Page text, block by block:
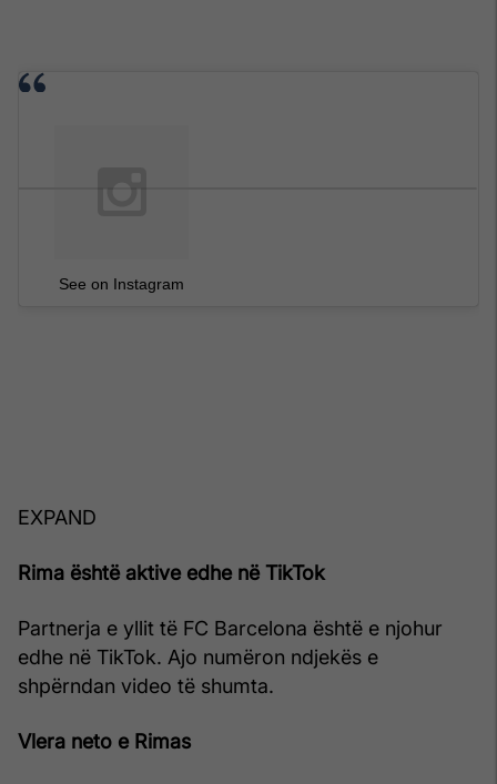
See on Instagram
EXPAND
Rima është aktive edhe në TikTok
Partnerja e yllit të FC Barcelona është e njohur
edhe në TikTok. Ajo numëron ndjekës e
shpërndan video të shumta.
Vlera neto e Rimas